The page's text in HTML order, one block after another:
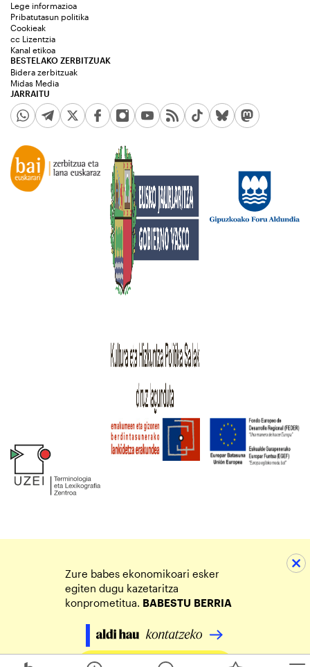
JARRAITU
Lege informazioa
Pribatutasun politika
Cookieak
cc Lizentzia
Kanal etikoa
BESTELAKO ZERBITZUAK
Bidera zerbitzuak
Midas Media
Zure babes ekonomikoari esker
egiten dugu kazetaritza
konprometitua. BABESTU BERRIA